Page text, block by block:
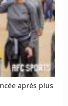
après plus